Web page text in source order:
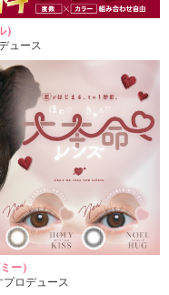
ュース
ー）
ロデュース